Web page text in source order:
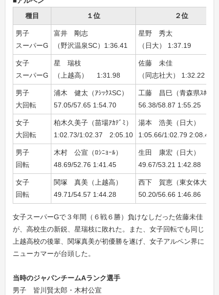
種目
１位 ２位
男子
スーパーG
富井 剛志
（野沢温泉SC）1:36.41
星野 秀太
（日大） 1:37.19
女子
スーパーG
星 瑞枝
（上越高） 1:31.98
佐藤 未佳
（同志社大） 1:32.22
男子
大回転
浦木 健太（ｱｼｯｸｽSC）
57.05/57.65 1:54.70
工藤 昌巳（青森県ｽﾎﾟｰﾂ
56.38/58.87 1:55.25
女子
大回転
柏木久美子（苗場ｱｶﾃﾞﾐ）
1:02.73/1:02.37 2:05.10
湯本 浩美（日大）
1:05.66/1:02.79 2:08.45
男子
回転
木村 公宣（ﾛｼﾆｮｰﾙ）
48.69/52.76 1:41.45
生田 康宏（日大）
49.67/53.21 1:42.88
女子
回転
関塚 真美（上越高）
49.71/54.57 1:44.28
西下 賀恵（東女体大）
50.20/56.66 1:46.86
女子スーパーGで３年間（６戦６勝）負けなしだった佐藤未佳
が、高校生の新鋭、星瑞枝に敗れた。また、女子回転でも同じ
上越高校の後輩、関塚真美が初優勝を遂げ、女子アルペン界に
ニューカマーが台頭した。
当時のジャパンチームAランク選手
男子 皆川賢太郎・木村公宣